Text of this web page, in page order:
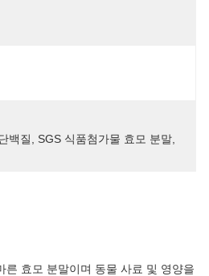
백질
SGS 식품첨가물 효모 분말
른 효모 분말이며 동물 사료 및 영양을